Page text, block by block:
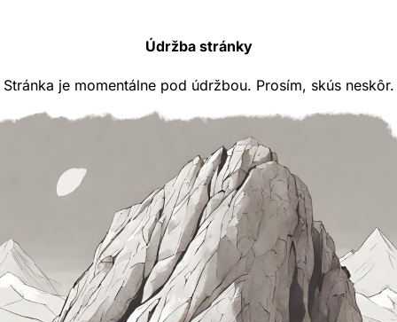
Údržba stránky
Stránka je momentálne pod údržbou. Prosím, skús neskôr.